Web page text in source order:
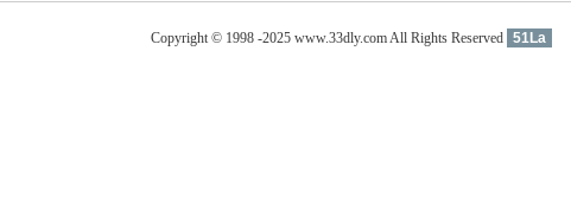
Copyright © 1998 -2025 www.33dly.com All Rights Reserved 51La